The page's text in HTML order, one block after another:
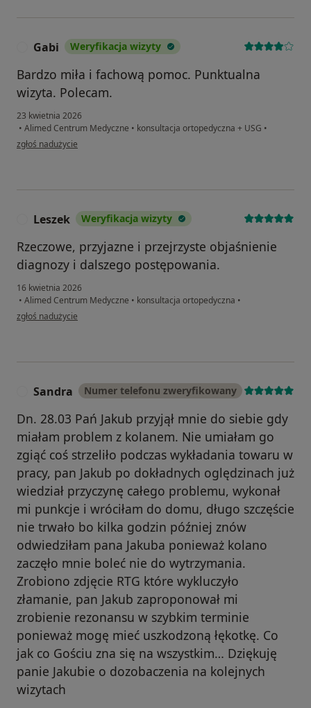
Gabi Weryfikacja wizyty
Bardzo miła i fachową pomoc. Punktualna
wizyta. Polecam.
23 kwietnia 2026
• Alimed Centrum Medyczne • konsultacja ortopedyczna + USG •
w opinii użytkownika Gabi
zgłoś nadużycie
Leszek Weryfikacja wizyty
Rzeczowe, przyjazne i przejrzyste objaśnienie
diagnozy i dalszego postępowania.
16 kwietnia 2026
• Alimed Centrum Medyczne • konsultacja ortopedyczna •
w opinii użytkownika Leszek
zgłoś nadużycie
Sandra Numer telefonu zweryfikowany
Dn. 28.03 Pań Jakub przyjął mnie do siebie gdy
miałam problem z kolanem. Nie umiałam go
zgiąć coś strzeliło podczas wykładania towaru w
pracy, pan Jakub po dokładnych oględzinach już
wiedział przyczynę całego problemu, wykonał
mi punkcje i wróciłam do domu, długo szczęście
nie trwało bo kilka godzin później znów
odwiedziłam pana Jakuba ponieważ kolano
zaczęło mnie boleć nie do wytrzymania.
Zrobiono zdjęcie RTG które wykluczyło
złamanie, pan Jakub zaproponował mi
zrobienie rezonansu w szybkim terminie
ponieważ mogę mieć uszkodzoną łękotkę. Co
jak co Gościu zna się na wszystkim… Dziękuję
panie Jakubie o dozobaczenia na kolejnych
wizytach